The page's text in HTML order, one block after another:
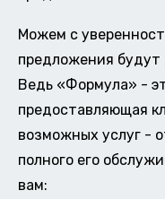
Можем с
предложения будут
Ведь «Формула» -
предоставляющая
возможных услуг -
полного его
вам: